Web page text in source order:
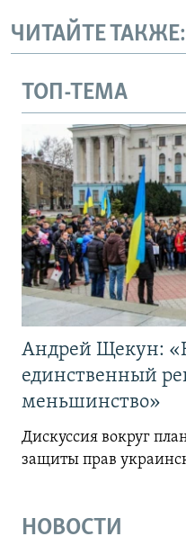
ЧИТАЙТЕ ТАКЖЕ:
ТОП-ТЕМА
Андрей Щекун:
единственный
меньшинство»
Дискуссия вокруг
защиты прав
НОВОСТИ